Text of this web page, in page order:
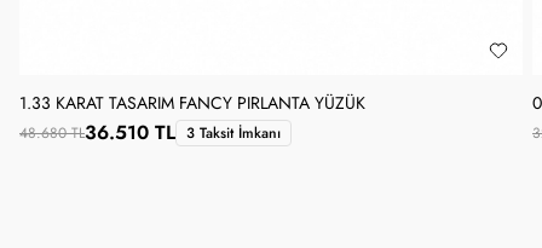
1.33 KARAT TASARIM FANCY PIRLANTA YÜZÜK
48.680 TL36.510 TL 3 Taksit İmkanı